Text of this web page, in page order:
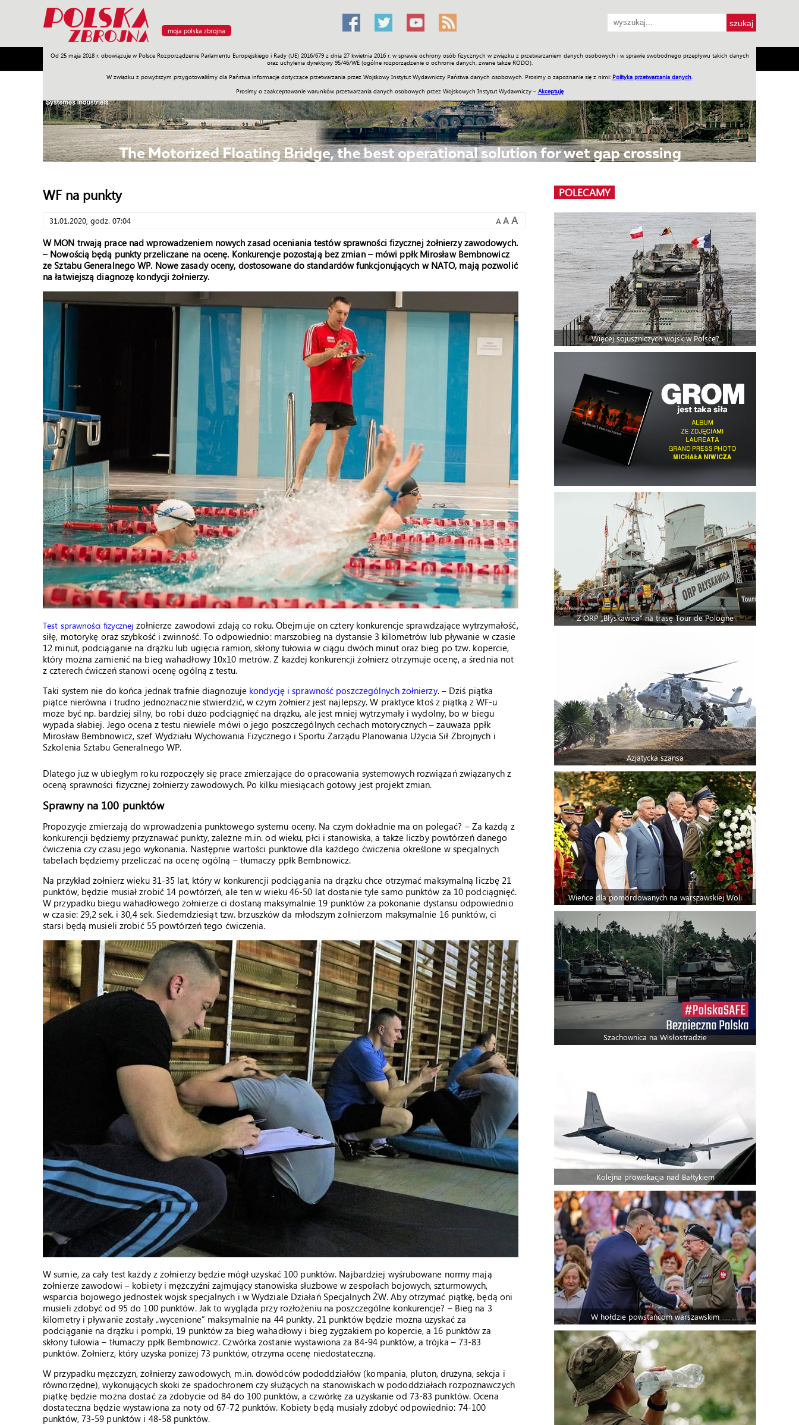
moja polska zbrojna
Od 25 maja 2018 r. obowiązuje w Polsce Rozporządzenie Parlamentu Europejskiego i Rady (UE) 2016/679 z dnia 27 kwietnia 2016 r. w sprawie ochrony osób fizycznych w związku z przetwarzaniem danych osobowych i w sprawie swobodnego przepływu takich danych
oraz uchylenia dyrektywy 95/46/WE (ogólne rozporządzenie o ochronie danych, zwane także RODO).
W związku z powyższym przygotowaliśmy dla Państwa informacje dotyczące przetwarzania przez Wojskowy Instytut Wydawniczy Państwa danych osobowych. Prosimy o zapoznanie się z nimi: Polityka przetwarzania danych
Prosimy o zaakceptowanie warunków przetwarzania danych osobowych przez Wojskowych Instytut Wydawniczy – Akceptuję
Armia Poligon Sprzęt Misje Polityka Prawo Świat Społeczność Sport Historia Galerie Wideo ENGLISH SKLEP Jednodniówki Praca w WIW
WF na punkty
31.01.2020, godz. 07:04 A A A
W MON trwają prace nad wprowadzeniem nowych zasad oceniania testów sprawności fizycznej żołnierzy zawodowych.
– Nowością będą punkty przeliczane na ocenę. Konkurencje pozostają bez zmian – mówi ppłk Mirosław Bembnowicz
ze Sztabu Generalnego WP. Nowe zasady oceny, dostosowane do standardów funkcjonujących w NATO, mają pozwolić
na łatwiejszą diagnozę kondycji żołnierzy.
Test sprawności fizycznej żołnierze zawodowi zdają co roku. Obejmuje on cztery konkurencje sprawdzające wytrzymałość,
siłę, motorykę oraz szybkość i zwinność. To odpowiednio: marszobieg na dystansie 3 kilometrów lub pływanie w czasie
12 minut, podciąganie na drążku lub ugięcia ramion, skłony tułowia w ciągu dwóch minut oraz bieg po tzw. kopercie,
który można zamienić na bieg wahadłowy 10x10 metrów. Z każdej konkurencji żołnierz otrzymuje ocenę, a średnia not
z czterech ćwiczeń stanowi ocenę ogólną z testu.
Taki system nie do końca jednak trafnie diagnozuje kondycję i sprawność poszczególnych żołnierzy. – Dziś piątka
piątce nierówna i trudno jednoznacznie stwierdzić, w czym żołnierz jest najlepszy. W praktyce ktoś z piątką z WF-u
może być np. bardziej silny, bo robi dużo podciągnięć na drążku, ale jest mniej wytrzymały i wydolny, bo w biegu
wypada słabiej. Jego ocena z testu niewiele mówi o jego poszczególnych cechach motorycznych – zauważa ppłk
Mirosław Bembnowicz, szef Wydziału Wychowania Fizycznego i Sportu Zarządu Planowania Użycia Sił Zbrojnych i
Szkolenia Sztabu Generalnego WP.
Dlatego już w ubiegłym roku rozpoczęły się prace zmierzające do opracowania systemowych rozwiązań związanych z
oceną sprawności fizycznej żołnierzy zawodowych. Po kilku miesiącach gotowy jest projekt zmian.
Sprawny na 100 punktów
Propozycje zmierzają do wprowadzenia punktowego systemu oceny. Na czym dokładnie ma on polegać? – Za każdą z
konkurencji będziemy przyznawać punkty, zależne m.in. od wieku, płci i stanowiska, a także liczby powtórzeń danego
ćwiczenia czy czasu jego wykonania. Następnie wartości punktowe dla każdego ćwiczenia określone w specjalnych
tabelach będziemy przeliczać na ocenę ogólną – tłumaczy ppłk Bembnowicz.
Na przykład żołnierz wieku 31-35 lat, który w konkurencji podciągania na drążku chce otrzymać maksymalną liczbę 21
punktów, będzie musiał zrobić 14 powtórzeń, ale ten w wieku 46-50 lat dostanie tyle samo punktów za 10 podciągnięć.
W przypadku biegu wahadłowego żołnierze ci dostaną maksymalnie 19 punktów za pokonanie dystansu odpowiednio
w czasie: 29,2 sek. i 30,4 sek. Siedemdziesiąt tzw. brzuszków da młodszym żołnierzom maksymalnie 16 punktów, ci
starsi będą musieli zrobić 55 powtórzeń tego ćwiczenia.
W sumie, za cały test każdy z żołnierzy będzie mógł uzyskać 100 punktów. Najbardziej wyśrubowane normy mają
żołnierze zawodowi – kobiety i mężczyźni zajmujący stanowiska służbowe w zespołach bojowych, szturmowych,
wsparcia bojowego jednostek wojsk specjalnych i w Wydziale Działań Specjalnych ŻW. Aby otrzymać piątkę, będą oni
musieli zdobyć od 95 do 100 punktów. Jak to wygląda przy rozłożeniu na poszczególne konkurencje? – Bieg na 3
kilometry i pływanie zostały „wycenione” maksymalnie na 44 punkty. 21 punktów będzie można uzyskać za
podciąganie na drążku i pompki, 19 punktów za bieg wahadłowy i bieg zygzakiem po kopercie, a 16 punktów za
skłony tułowia – tłumaczy ppłk Bembnowicz. Czwórka zostanie wystawiona za 84-94 punktów, a trójka – 73-83
punktów. Żołnierz, który uzyska poniżej 73 punktów, otrzyma ocenę niedostateczną.
W przypadku mężczyzn, żołnierzy zawodowych, m.in. dowódców pododdziałów (kompania, pluton, drużyna, sekcja i
równorzędne), wykonujących skoki ze spadochronem czy służących na stanowiskach w pododdziałach rozpoznawczych
piątkę będzie można dostać za zdobycie od 84 do 100 punktów, a czwórkę za uzyskanie od 73-83 punktów. Ocena
dostateczna będzie wystawiona za noty od 67-72 punktów. Kobiety będą musiały zdobyć odpowiednio: 74-100
punktów, 73-59 punktów i 48-58 punktów.
POLECAMY
Więcej sojuszniczych wojsk w Polsce?
Z ORP „Błyskawica” na trasę Tour de Pologne
Azjatycka szansa
Wieńce dla pomordowanych na warszawskiej Woli
Szachownica na Wisłostradzie
Kolejna prowokacja nad Bałtykiem
W hołdzie powstańcom warszawskim